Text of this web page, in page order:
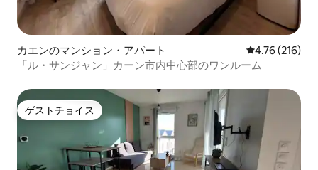
カエンのマンション・アパート レビュー216
4.76 (216)
「ル・サンジャン」カーン市内中心部のワンルーム
ゲストチョイス
ゲストチョイス